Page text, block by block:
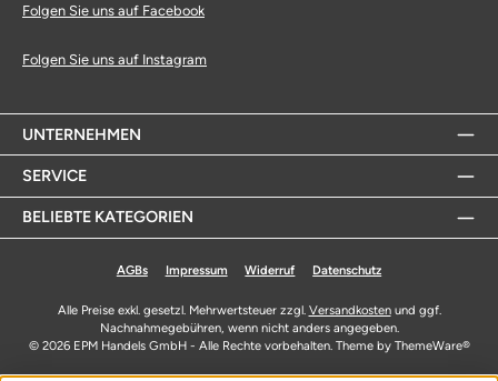
Folgen Sie uns auf Facebook
Folgen Sie uns auf Instagram
UNTERNEHMEN
SERVICE
BELIEBTE KATEGORIEN
AGBs Impressum Widerruf Datenschutz
Alle Preise exkl. gesetzl. Mehrwertsteuer zzgl. Versandkostenund ggf.
Nachnahmegebühren, wenn nicht anders angegeben.
© 2026 EPM Handels GmbH - Alle Rechte vorbehalten. Theme by ThemeWare®